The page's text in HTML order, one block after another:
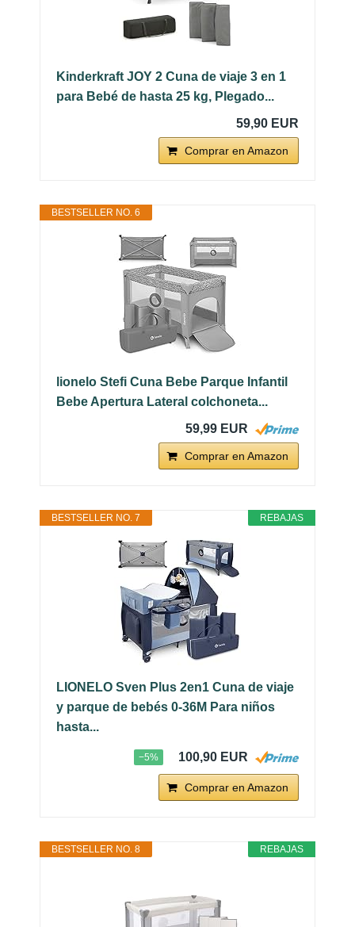
Kinderkraft JOY 2 Cuna de viaje 3 en 1
para Bebé de hasta 25 kg, Plegado...
59,90 EUR
Comprar en Amazon
BESTSELLER NO. 6
lionelo Stefi Cuna Bebe Parque Infantil
Bebe Apertura Lateral colchoneta...
59,99 EUR
Comprar en Amazon
REBAJAS
BESTSELLER NO. 7
LIONELO Sven Plus 2en1 Cuna de viaje
y parque de bebés 0-36M Para niños
hasta...
−5% 100,90 EUR
Comprar en Amazon
REBAJAS
BESTSELLER NO. 8